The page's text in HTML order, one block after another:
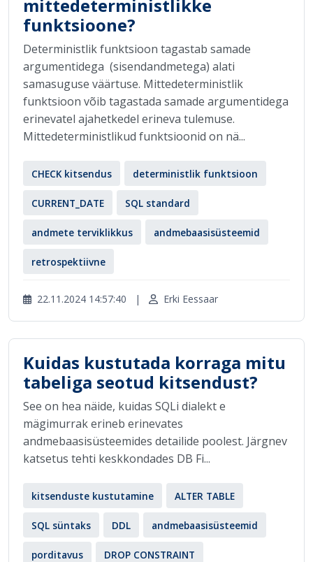
mittedeterministlikke
funktsioone?
Deterministlik funktsioon tagastab samade
argumentidega (sisendandmetega) alati
samasuguse väärtuse. Mittedeterministlik
funktsioon võib tagastada samade argumentidega
erinevatel ajahetkedel erineva tulemuse.
Mittedeterministlikud funktsioonid on nä...
CHECK kitsendus deterministlik funktsioon
CURRENT_DATE SQL standard
andmete terviklikkus andmebaasisüsteemid
retrospektiivne
22.11.2024 14:57:40 | Erki Eessaar
Kuidas kustutada korraga mitu
tabeliga seotud kitsendust?
See on hea näide, kuidas SQLi dialekt e
mägimurrak erineb erinevates
andmebaasisüsteemides detailide poolest. Järgnev
katsetus tehti keskkondades DB Fi...
kitsenduste kustutamine ALTER TABLE
SQL süntaks DDL andmebaasisüsteemid
porditavus DROP CONSTRAINT